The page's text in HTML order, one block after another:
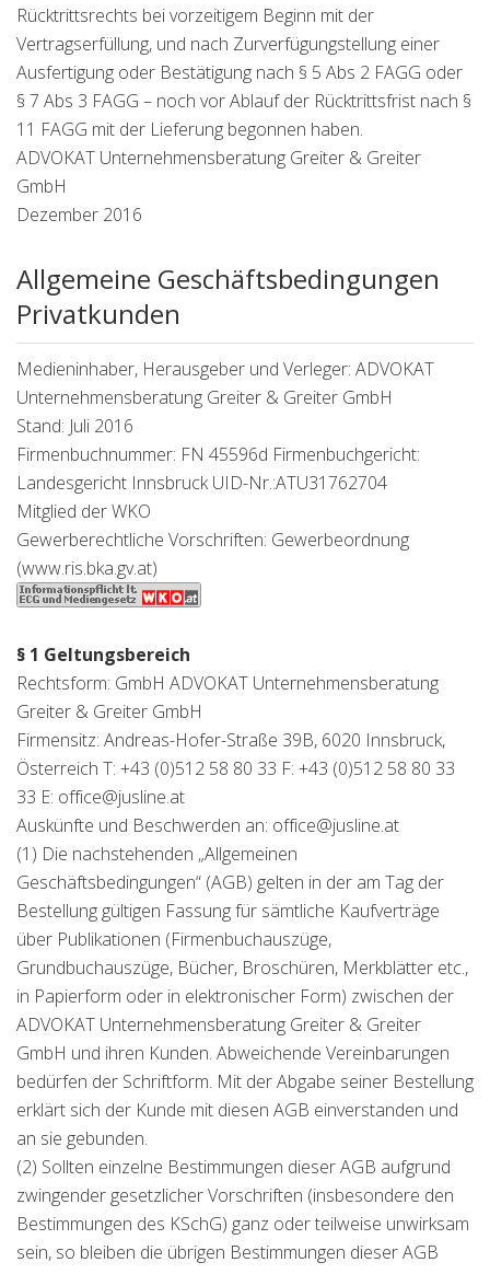
Rücktrittsrechts bei vorzeitigem Beginn mit der
Vertragserfüllung, und nach Zurverfügungstellung einer
Ausfertigung oder Bestätigung nach § 5 Abs 2 FAGG oder
§ 7 Abs 3 FAGG – noch vor Ablauf der Rücktrittsfrist nach §
11 FAGG mit der Lieferung begonnen haben.
ADVOKAT Unternehmensberatung Greiter & Greiter
GmbH
Dezember 2016
Allgemeine Geschäftsbedingungen
Privatkunden
Medieninhaber, Herausgeber und Verleger: ADVOKAT
Unternehmensberatung Greiter & Greiter GmbH
Stand: Juli 2016
Firmenbuchnummer: FN 45596d Firmenbuchgericht:
Landesgericht Innsbruck UID-Nr.:ATU31762704
Mitglied der WKO
Gewerberechtliche Vorschriften: Gewerbeordnung
(www.ris.bka.gv.at)
§ 1 Geltungsbereich
Rechtsform: GmbH ADVOKAT Unternehmensberatung
Greiter & Greiter GmbH
Firmensitz: Andreas-Hofer-Straße 39B, 6020 Innsbruck,
Österreich T: +43 (0)512 58 80 33 F: +43 (0)512 58 80 33
33 E: office@jusline.at
Auskünfte und Beschwerden an: office@jusline.at
(1) Die nachstehenden „Allgemeinen
Geschäftsbedingungen“ (AGB) gelten in der am Tag der
Bestellung gültigen Fassung für sämtliche Kaufverträge
über Publikationen (Firmenbuchauszüge,
Grundbuchauszüge, Bücher, Broschüren, Merkblätter etc.,
in Papierform oder in elektronischer Form) zwischen der
ADVOKAT Unternehmensberatung Greiter & Greiter
GmbH und ihren Kunden. Abweichende Vereinbarungen
bedürfen der Schriftform. Mit der Abgabe seiner Bestellung
erklärt sich der Kunde mit diesen AGB einverstanden und
an sie gebunden.
(2) Sollten einzelne Bestimmungen dieser AGB aufgrund
zwingender gesetzlicher Vorschriften (insbesondere den
Bestimmungen des KSchG) ganz oder teilweise unwirksam
sein, so bleiben die übrigen Bestimmungen dieser AGB